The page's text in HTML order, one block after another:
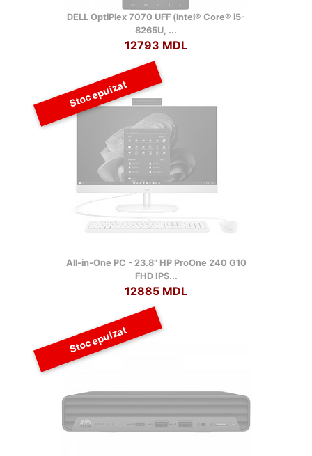
DELL OptiPlex 7070 UFF (lntel® Core® i5-
8265U, ...
12793 MDL
Stoc epuizat
All-in-One PC - 23.8” HP ProOne 240 G10
FHD IPS...
12885 MDL
Stoc epuizat